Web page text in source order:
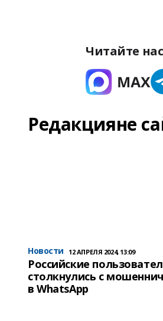
Читайте нас
Редакцияне
Новости 12 АПРЕЛЯ 2024, 13:09
Российские
столкнулись с
в WhatsApp